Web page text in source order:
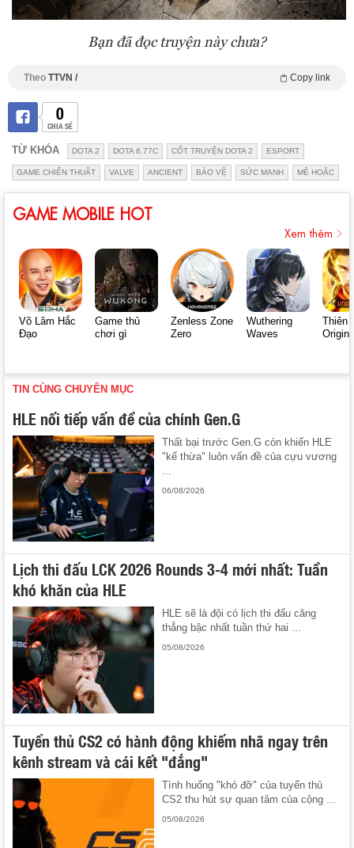
Bạn đã đọc truyện này chưa?
Theo TTVN / Copy link
0
CHIA SẺ
TỪ KHÓA DOTA 2 DOTA 6.77C CỐT TRUYỆN DOTA 2 ESPORT
GAME CHIẾN THUẬT VALVE ANCIENT BẢO VỆ SỨC MẠNH MÊ HOẶC
GAME MOBILE HOT
Xem thêm
Võ Lâm Hắc
Đạo
Game thủ
chơi gì
Zenless Zone
Zero
Wuthering
Waves
Thiên
Origin
TIN CÙNG CHUYÊN MỤC
HLE nối tiếp vấn đề của chính Gen.G
Thất bại trước Gen.G còn khiến HLE
"kế thừa" luôn vấn đề của cựu vương
06/08/2026
Lịch thi đấu LCK 2026 Rounds 3-4 mới nhất: Tuần
khó khăn của HLE
HLE sẽ là đội có lịch thi đấu căng
thẳng bậc nhất tuần thứ hai ...
05/08/2026
Tuyển thủ CS2 có hành động khiếm nhã ngay trên
kênh stream và cái kết "đắng"
Tình huống "khó đỡ" của tuyển thủ
CS2 thu hút sự quan tâm của cộng ...
05/08/2026